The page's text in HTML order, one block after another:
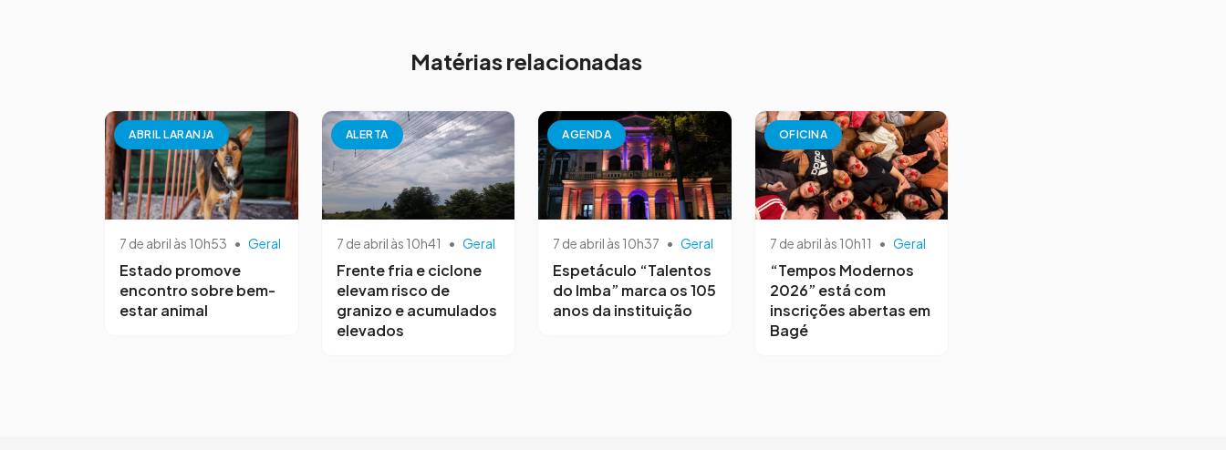
Matérias relacionadas
ABRIL LARANJA
7 de abril às 10h53 • Geral
Estado promove
encontro sobre bem-
estar animal
ALERTA
7 de abril às 10h41 • Geral
Frente fria e ciclone
elevam risco de
granizo e acumulados
elevados
AGENDA
7 de abril às 10h37 • Geral
Espetáculo “Talentos
do Imba” marca os 105
anos da instituição
OFICINA
7 de abril às 10h11 • Geral
“Tempos Modernos
2026” está com
inscrições abertas em
Bagé